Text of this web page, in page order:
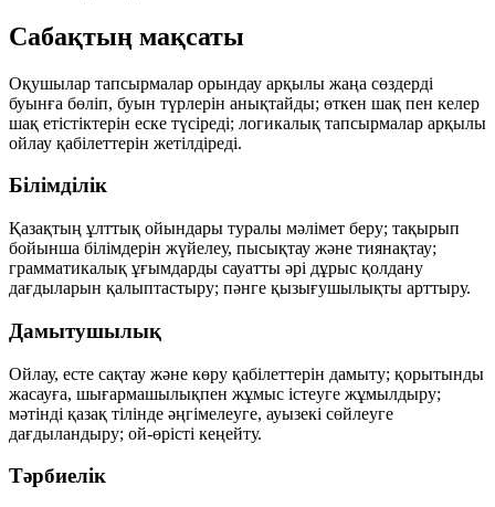
Сабақтың мақсаты
Оқушылар тапсырмалар орындау арқылы жаңа сөздерді
буынға бөліп, буын түрлерін анықтайды; өткен шақ пен келер
шақ етістіктерін еске түсіреді; логикалық тапсырмалар арқылы
ойлау қабілеттерін жетілдіреді.
Білімділік
Қазақтың ұлттық ойындары туралы мәлімет беру; тақырып
бойынша білімдерін жүйелеу, пысықтау және тиянақтау;
грамматикалық ұғымдарды сауатты әрі дұрыс қолдану
дағдыларын қалыптастыру; пәнге қызығушылықты арттыру.
Дамытушылық
Ойлау, есте сақтау және көру қабілеттерін дамыту; қорытынды
жасауға, шығармашылықпен жұмыс істеуге жұмылдыру;
мәтінді қазақ тілінде әңгімелеуге, ауызекі сөйлеуге
дағдыландыру; ой-өрісті кеңейту.
Тәрбиелік